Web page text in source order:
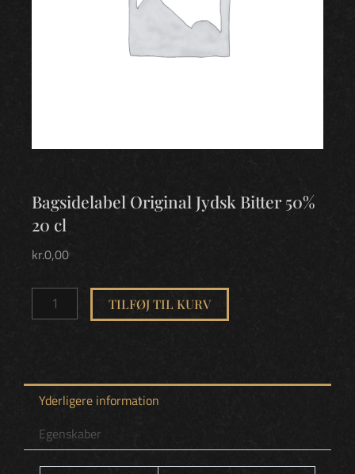
Bagsidelabel Original Jydsk Bitter 50%
20 cl
kr.0,00
Original
Jydsk
Bitter
antal
TILFØJ TIL KURV
Yderligere information
Egenskaber